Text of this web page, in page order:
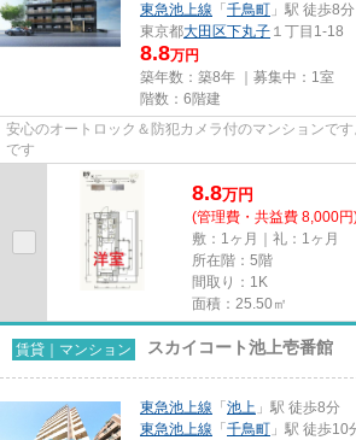
東急池上線 「 千鳥町 」駅 徒歩8分
東京都大田区下丸子 １丁目1-18
8.8万円
築年数：築8年 ｜募集中： 1室
階数：6階建
安心のオートロック＆防犯カメラ付のマンションで
です
8.8万円
(管理費・共益費 8,000円
敷：1ヶ月｜礼：1ヶ月
所在階：5階
間取り：1K
面積：25.50㎡
賃貸｜マンション スカイコート池上壱番館
東急池上線 「 池上 」駅 徒歩8分
東急池上線 「 千鳥町 」駅 徒歩10